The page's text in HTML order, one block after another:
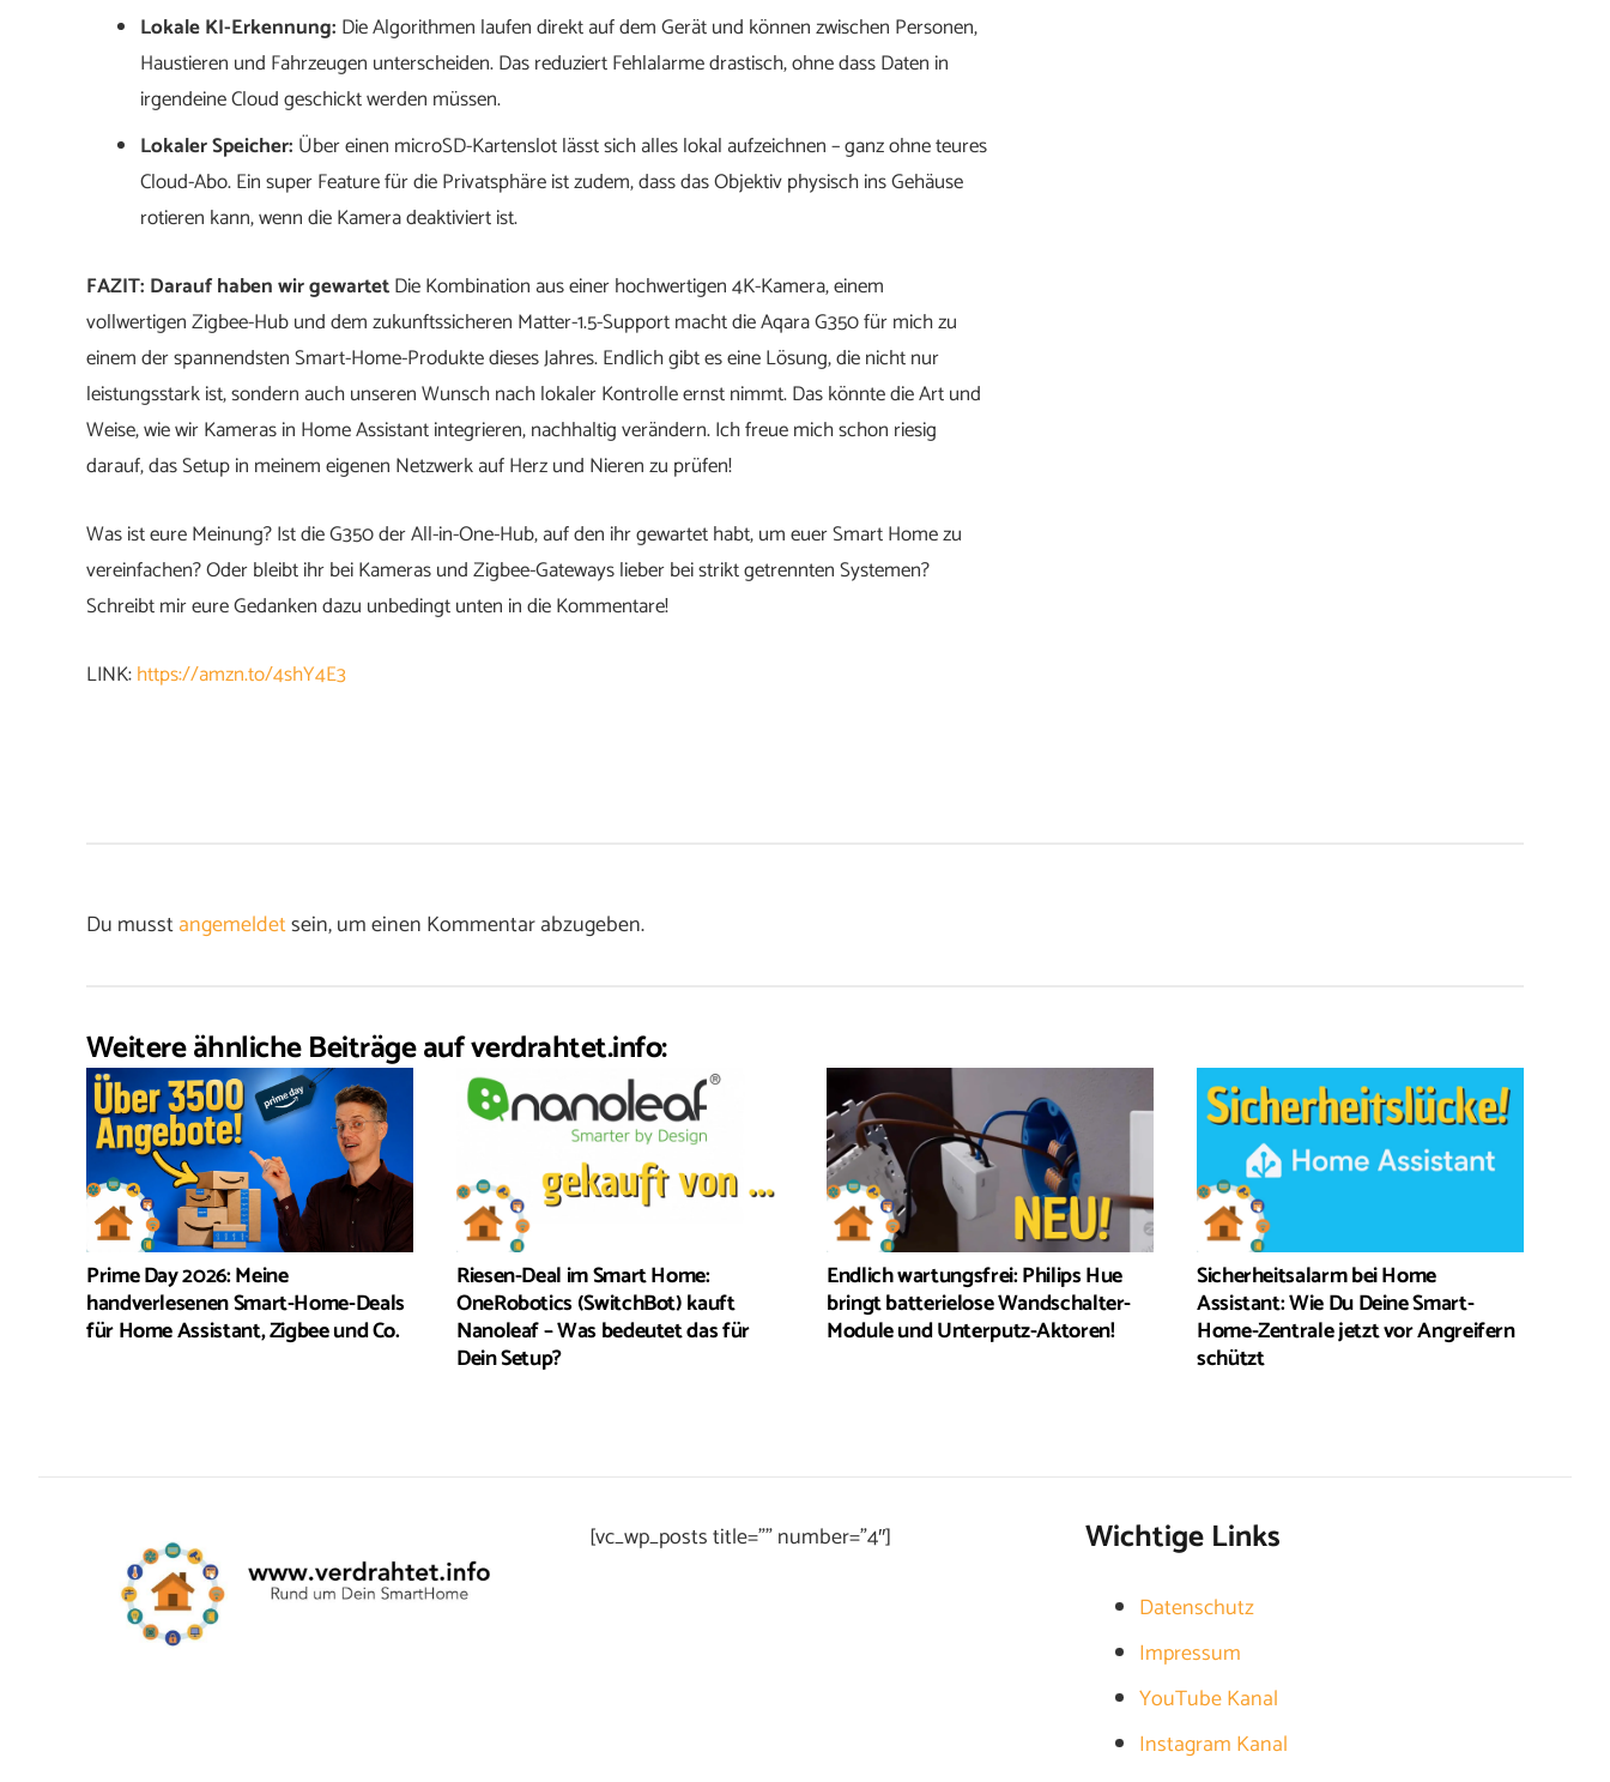
Lokale KI-Erkennung: Die Algorithmen laufen direkt auf dem Gerät und können zwischen Personen,
Haustieren und Fahrzeugen unterscheiden. Das reduziert Fehlalarme drastisch, ohne dass Daten in
irgendeine Cloud geschickt werden müssen.
Lokaler Speicher: Über einen microSD-Kartenslot lässt sich alles lokal aufzeichnen – ganz ohne teures
Cloud-Abo. Ein super Feature für die Privatsphäre ist zudem, dass das Objektiv physisch ins Gehäuse
rotieren kann, wenn die Kamera deaktiviert ist.
FAZIT: Darauf haben wir gewartetDie Kombination aus einer hochwertigen 4K-Kamera, einem
vollwertigen Zigbee-Hub und dem zukunftssicheren Matter-1.5-Support macht die Aqara G350 für mich zu
einem der spannendsten Smart-Home-Produkte dieses Jahres. Endlich gibt es eine Lösung, die nicht nur
leistungsstark ist, sondern auch unseren Wunsch nach lokaler Kontrolle ernst nimmt. Das könnte die Art und
Weise, wie wir Kameras in Home Assistant integrieren, nachhaltig verändern. Ich freue mich schon riesig
darauf, das Setup in meinem eigenen Netzwerk auf Herz und Nieren zu prüfen!
Was ist eure Meinung? Ist die G350 der All-in-One-Hub, auf den ihr gewartet habt, um euer Smart Home zu
vereinfachen? Oder bleibt ihr bei Kameras und Zigbee-Gateways lieber bei strikt getrennten Systemen?
Schreibt mir eure Gedanken dazu unbedingt unten in die Kommentare!
LINK:https://amzn.to/4shY4E3
Du musstangemeldetsein, um einen Kommentar abzugeben.
Weitere ähnliche Beiträge auf verdrahtet.info:
Prime Day 2026: Meine
handverlesenen Smart-Home-Deals
für Home Assistant, Zigbee und Co.
Riesen-Deal im Smart Home:
OneRobotics (SwitchBot) kauft
Nanoleaf – Was bedeutet das für
Dein Setup?
Endlich wartungsfrei: Philips Hue
bringt batterielose Wandschalter-
Module und Unterputz-Aktoren!
Sicherheitsalarm bei Home
Assistant: Wie Du Deine Smart-
Home-Zentrale jetzt vor Angreifern
schützt
[vc_wp_posts title=”” number=”4″] Wichtige Links
Datenschutz
Impressum
YouTube Kanal
Instagram Kanal